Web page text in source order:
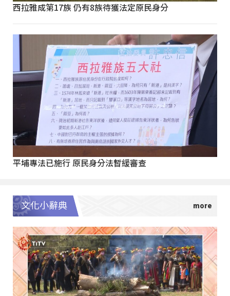
西拉雅成第17族 仍有8族待獲法定原民身分
平埔專法已施行 原民身分法暫緩審查
文化小辭典